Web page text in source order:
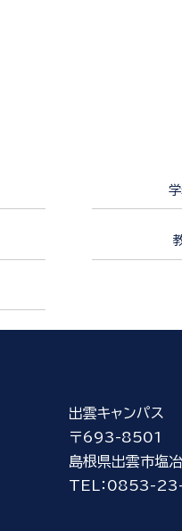
出雲キャンパス
〒693-8501
島根県出雲市塩
TEL：0853-23-